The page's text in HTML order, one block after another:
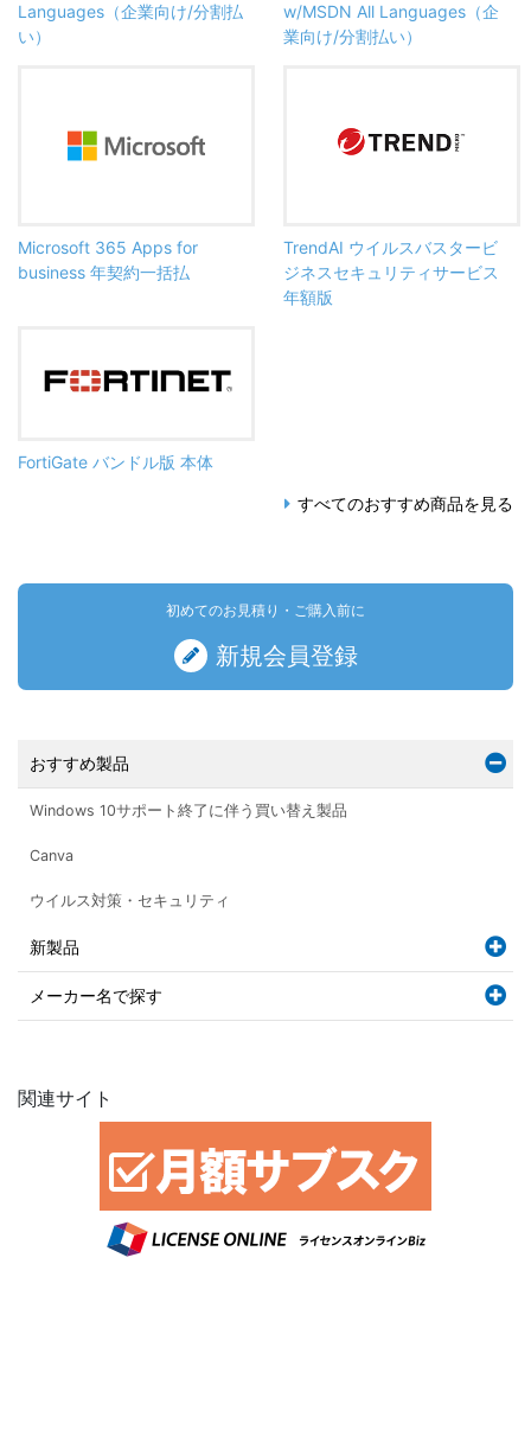
Languages（企業向け/分割払
い）
w/MSDN All Languages（企
業向け/分割払い）
Microsoft 365 Apps for
business 年契約一括払
TrendAI ウイルスバスタービ
ジネスセキュリティサービス
年額版
FortiGate バンドル版 本体
すべてのおすすめ商品を見る
初めてのお見積り・ご購入前に
新規会員登録
おすすめ製品
Windows 10サポート終了に伴う買い替え製品
Canva
ウイルス対策・セキュリティ
新製品
メーカー名で探す
関連サイト